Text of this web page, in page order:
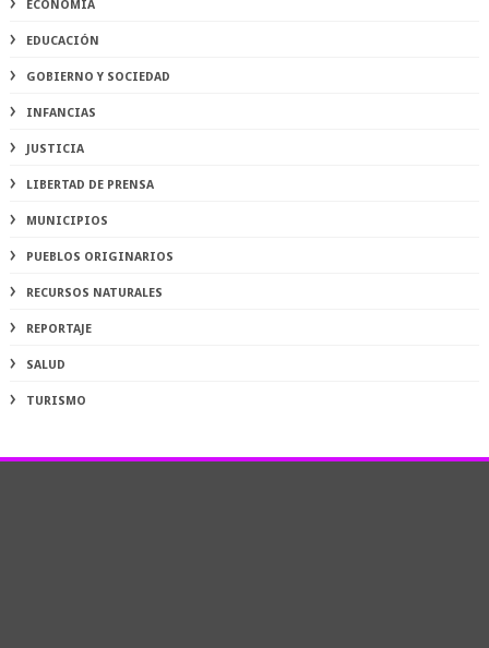
ECONOMÍA
EDUCACIÓN
GOBIERNO Y SOCIEDAD
INFANCIAS
JUSTICIA
LIBERTAD DE PRENSA
MUNICIPIOS
PUEBLOS ORIGINARIOS
RECURSOS NATURALES
REPORTAJE
SALUD
TURISMO